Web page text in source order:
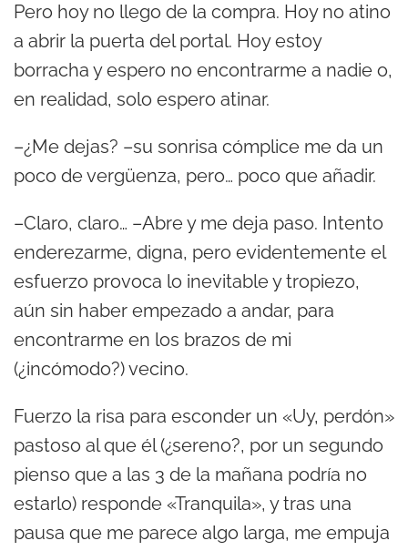
r
d
e
a
u
d
o
Pero hoy no llego de la compra. Hoy no atino
a abrir la puerta del portal. Hoy estoy
borracha y espero no encontrarme a nadie o,
en realidad, solo espero atinar.
–¿Me dejas? –su sonrisa cómplice me da un
poco de vergüenza, pero… poco que añadir.
–Claro, claro… –Abre y me deja paso. Intento
enderezarme, digna, pero evidentemente el
esfuerzo provoca lo inevitable y tropiezo,
aún sin haber empezado a andar, para
encontrarme en los brazos de mi
(¿incómodo?) vecino.
Fuerzo la risa para esconder un «Uy, perdón»
pastoso al que él (¿sereno?, por un segundo
pienso que a las 3 de la mañana podría no
estarlo) responde «Tranquila», y tras una
pausa que me parece algo larga, me empuja